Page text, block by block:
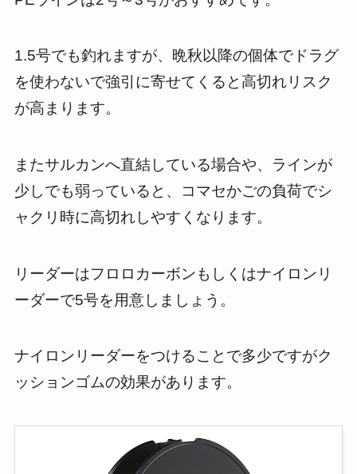
1.5号でも釣れますが、晩秋以降の個体でドラグ
を使わないで強引に寄せてくると高切れリスク
が高まります。
またサルカンへ直結している場合や、ラインが
少しでも弱っていると、コマセかごの負荷でシ
ャクリ時に高切れしやすくなります。
リーダーはフロロカーボンもしくはナイロンリ
ーダーで5号を用意しましょう。
ナイロンリーダーをつけることで多少ですがク
ッションゴムの効果があります。